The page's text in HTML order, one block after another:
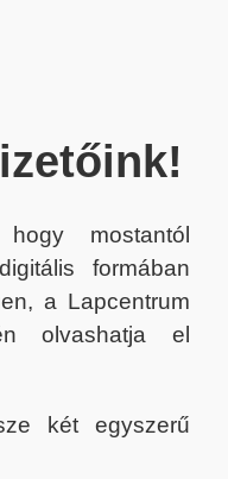
mostantól
formában
a Lapcentrum
olvashatja el
két egyszerű